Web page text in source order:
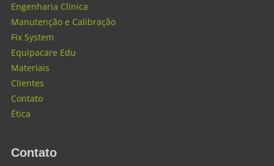
Engenharia Clínica
Manutenção e Calibração
Fix System
Equipacare Edu
Materiais
Clientes
Contato
Ética
Contato